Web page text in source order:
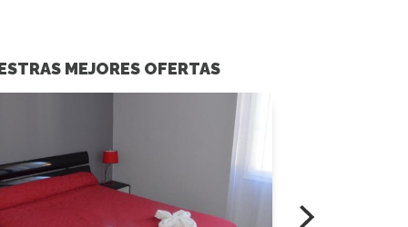
MEJORES OFERTAS